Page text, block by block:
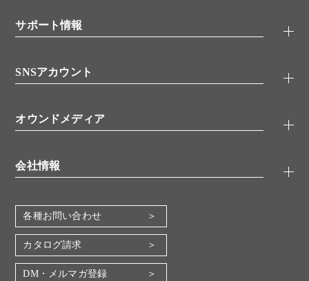
シグナル伝達
糖類／レクチン
分子生物
バイオメディカル(環境・食品)
機器・消耗品
代理店
サポート情報
アプリケーションノート
書類ダウンロード
SNSアカウント
YouTube
オウンドメディア
会社情報
会社概要
地図・アクセス（本社）
IR情報
電子公告
各種お問い合わせ
カタログ請求
DM・メルマガ登録